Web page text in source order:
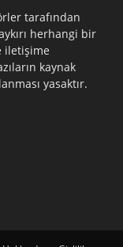
tarafından
herhangi bir
iletişime
kaynak
yasaktır.